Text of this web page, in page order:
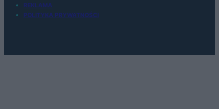
REKLAMA
POLITYKA PRYWATNOŚCI